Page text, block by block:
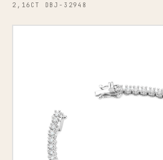
2,16CT DBJ-32948